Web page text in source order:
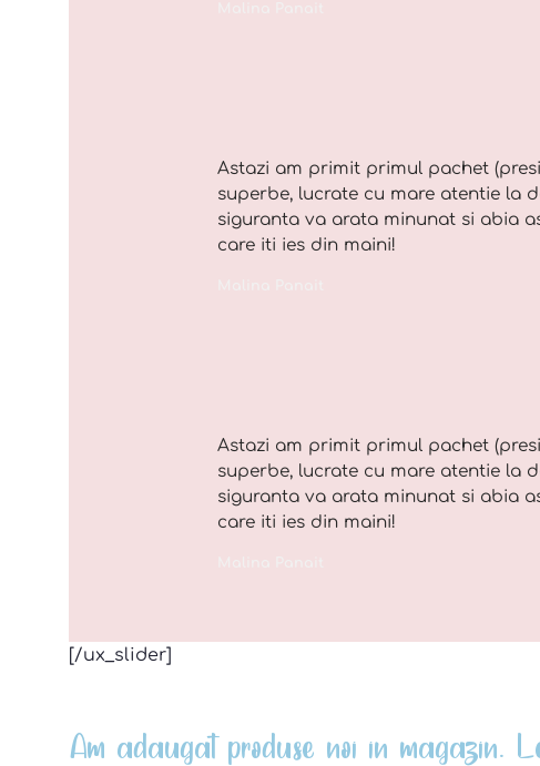
Astazi am primit primul pachet
superbe, lucrate cu mare atentie la
siguranta va arata minunat si abia
care iti ies din maini!
Astazi am primit primul pachet
superbe, lucrate cu mare atentie la
siguranta va arata minunat si abia
care iti ies din maini!
[/ux_slider]
Am adaugat produse noi in magazin.